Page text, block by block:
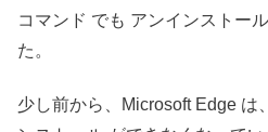
コマンド でも アンインストー
た。
少し前から、Microsoft Edge は